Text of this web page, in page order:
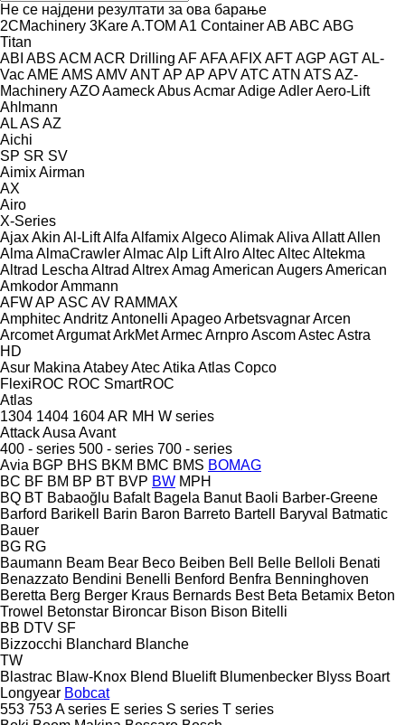
Не се најдени резултати за ова барање
2CMachinery 3KareA.TOM A1 ContainerAB ABC ABG
Titan
ABI ABS ACM ACR Drilling AFAFAAFIX AFTAGP AGTAL-
VacAME AMS AMVANTAP AP APVATC ATN ATS AZ-
MachineryAZOAameckAbusAcmarAdigeAdlerAero-Lift
Ahlmann
ALAS AZ
Aichi
SP SR SV
AimixAirman
AX
Airo
X-Series
AjaxAkin Al-LiftAlfa AlfamixAlgecoAlimakAliva AllattAllen
Alma AlmaCrawlerAlmacAlp LiftAlroAltecAltecAltekma
Altrad Lescha Altrad AltrexAmag American AugersAmerican
AmkodorAmmann
AFWAP ASC AV RAMMAX
AmphitecAndritz Antonelli ApageoArbetsvagnarArcen
ArcometArgumatArkMetArmecArnproAscomAstecAstra
HD
Asur Makina AtabeyAtecAtika Atlas Copco
FlexiROC ROC SmartROC
Atlas
1304 1404 1604AR MH W series
AttackAusa Avant
400 - series 500 - series 700 - series
Avia BGP BHS BKM BMC BMS BOMAG
BC BF BM BP BT BVP BW MPH
BQ BT Babaoğlu Bafalt Bagela Banut Baoli Barber-Greene
Barford Barikell Barin Baron Barreto Bartell Baryval
Batmatic
Bauer
BG RG
Baumann Beam Bear Beco Beiben Bell Belle Belloli Benati
Benazzato Bendini Benelli Benford Benfra Benninghoven
Beretta Berg Berger Kraus Bernards Best Beta Betamix Beton
Trowel Betonstar Bironcar Bison Bison Bitelli
BB DTV SF
Bizzocchi Blanchard Blanche
TW
Blastrac Blaw-Knox Blend Bluelift Blumenbecker Blyss Boart
Longyear Bobcat
553 753A series E series S series T series